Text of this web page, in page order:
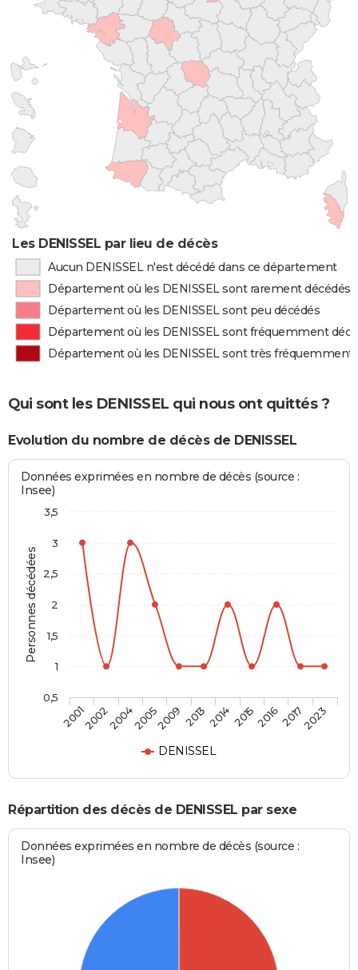
Les DENISSEL par lieu de décès
Aucun DENISSEL n'est décédé dans ce département
Département où les DENISSEL sont rarement décédés
Département où les DENISSEL sont peu décédés
Département où les DENISSEL sont fréquemment
Département où les DENISSEL sont très fréquemment
Qui sont les DENISSEL qui nous ont quittés ?
Evolution du nombre de décès de DENISSEL
Personnes décédées
Données exprimées en nombre de décès (source :
Insee)
DENISSEL
20012002200420052009 201320142015201620172023
0,5
1
1,5
2
2,5
3
3,5
Répartition des décès de DENISSEL par sexe
Données exprimées en nombre de décès (source :
Insee)